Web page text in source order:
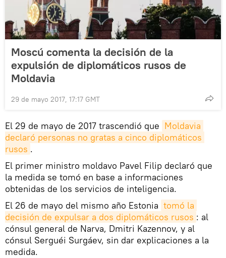
Moscú comenta la decisión de la
expulsión de diplomáticos rusos de
Moldavia
29 de mayo 2017, 17:17 GMT
El 29 de mayo de 2017 trascendió que Moldavia
declaró personas no gratas a cinco diplomáticos
rusos .
El primer ministro moldavo Pavel Filip declaró que
la medida se tomó en base a informaciones
obtenidas de los servicios de inteligencia.
El 26 de mayo del mismo año Estonia tomó la
decisión de expulsar a dos diplomáticos rusos : al
cónsul general de Narva, Dmitri Kazennov, y al
cónsul Serguéi Surgáev, sin dar explicaciones a la
medida.